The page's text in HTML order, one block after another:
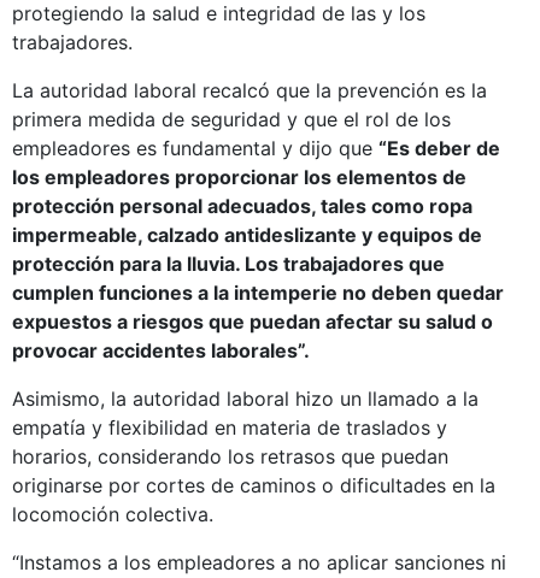
protegiendo la salud e integridad de las y los
trabajadores.
La autoridad laboral recalcó que la prevención es la
primera medida de seguridad y que el rol de los
empleadores es fundamental y dijo que “Es deber de
los empleadores proporcionar los elementos de
protección personal adecuados, tales como ropa
impermeable, calzado antideslizante y equipos de
protección para la lluvia. Los trabajadores que
cumplen funciones a la intemperie no deben quedar
expuestos a riesgos que puedan afectar su salud o
provocar accidentes laborales”.
Asimismo, la autoridad laboral hizo un llamado a la
empatía y flexibilidad en materia de traslados y
horarios, considerando los retrasos que puedan
originarse por cortes de caminos o dificultades en la
locomoción colectiva.
“Instamos a los empleadores a no aplicar sanciones ni